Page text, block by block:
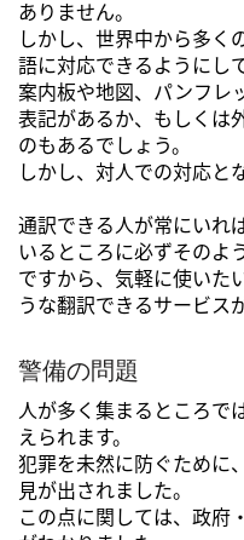
ありません。
しかし、世界中から多く
語に対応できるようにし
案内板や地図、パンフレ
表記があるか、もしくは
のもあるでしょう。
しかし、対人での対応と
通訳できる人が常にいれ
いるところに必ずそのよ
ですから、気軽に使いた
うな翻訳できるサービス
警備の問題
人が多く集まるところで
えられます。
犯罪を未然に防ぐために
見が出されました。
この点に関しては、政府